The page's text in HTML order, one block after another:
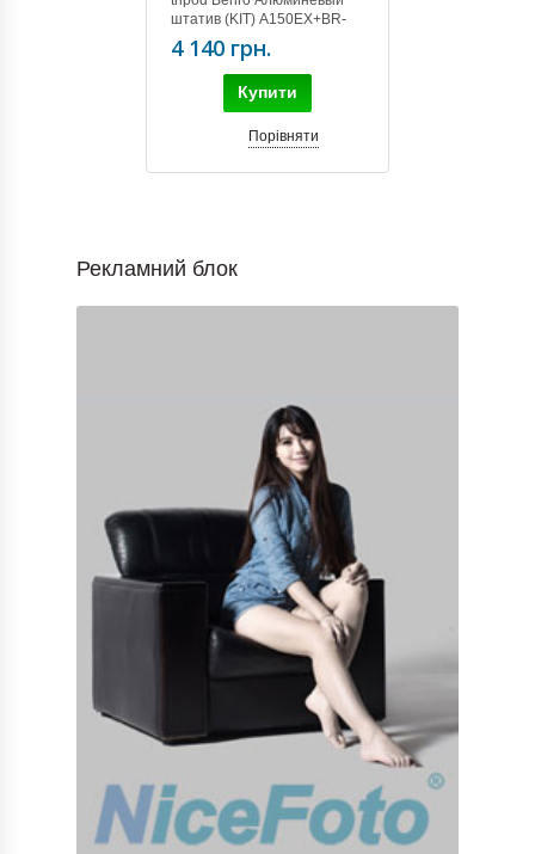
штатив (KIT) A150EX+BR-
068 (A150FBR0)
4 140 грн.
Купити
Порівняти
Рекламний блок